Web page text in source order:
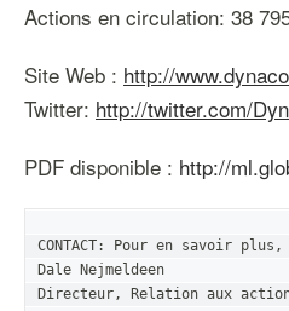
Actions en circulation: 38
Site Web : http://
Twitter: http://twitter.com/
PDF disponible : http://
CONTACT: Pour en savoir
Dale Nejmeldeen
Directeur, Relation aux